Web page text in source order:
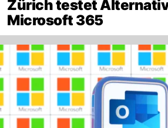
Zürich testet
Microsoft 365